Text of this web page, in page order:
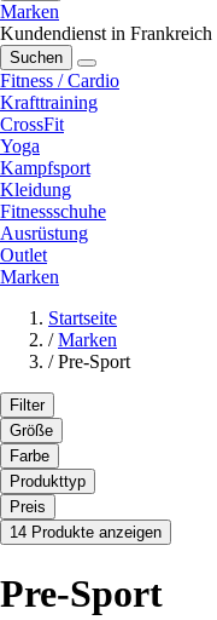
Marken
Kundendienst in Frankreich
Suchen
Fitness / Cardio
Krafttraining
CrossFit
Yoga
Kampfsport
Kleidung
Fitnessschuhe
Ausrüstung
Outlet
Marken
Startseite
/ Marken
/ Pre-Sport
Filter
Größe
Farbe
Produkttyp
Preis
14 Produkte anzeigen
Pre-Sport